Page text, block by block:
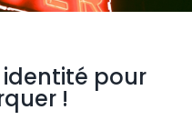
pour
!